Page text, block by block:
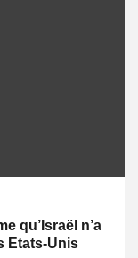
qu’Israël n’a
Etats-Unis